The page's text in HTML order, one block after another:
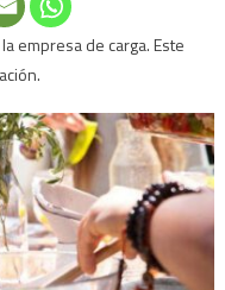
empresa de carga. Este